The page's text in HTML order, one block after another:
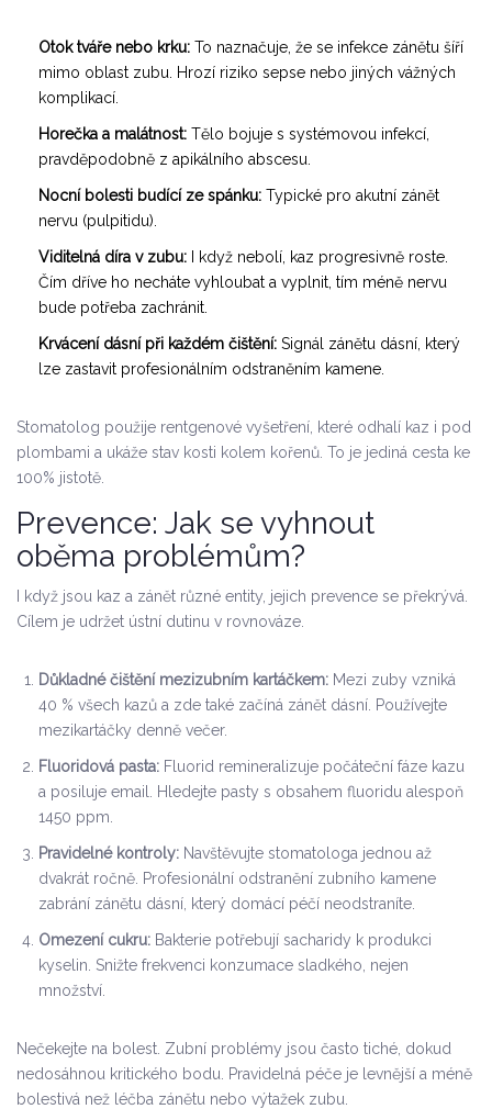
Otok tváře nebo krku: To naznačuje, že se infekce zánětu šíří
mimo oblast zubu. Hrozí riziko sepse nebo jiných vážných
komplikací.
Horečka a malátnost: Tělo bojuje s systémovou infekcí,
pravděpodobně z apikálního abscesu.
Nocní bolesti budící ze spánku: Typické pro akutní zánět
nervu (pulpitidu).
Viditelná díra v zubu: I když nebolí, kaz progresivně roste.
Čím dříve ho necháte vyhloubat a vyplnit, tím méně nervu
bude potřeba zachránit.
Krvácení dásní při každém čištění: Signál zánětu dásní, který
lze zastavit profesionálním odstraněním kamene.
Stomatolog použije rentgenové vyšetření, které odhalí kaz i pod
plombami a ukáže stav kosti kolem kořenů. To je jediná cesta ke
100% jistotě.
Prevence: Jak se vyhnout
oběma problémům?
I když jsou kaz a zánět různé entity, jejich prevence se překrývá.
Cílem je udržet ústní dutinu v rovnováze.
Důkladné čištění mezizubním kartáčkem: Mezi zuby vzniká
40 % všech kazů a zde také začíná zánět dásní. Používejte
mezikartáčky denně večer.
Fluoridová pasta: Fluorid remineralizuje počáteční fáze kazu
a posiluje email. Hledejte pasty s obsahem fluoridu alespoň
1450 ppm.
Pravidelné kontroly: Navštěvujte stomatologa jednou až
dvakrát ročně. Profesionální odstranění zubního kamene
zabrání zánětu dásní, který domácí péčí neodstraníte.
Omezení cukru: Bakterie potřebují sacharidy k produkci
kyselin. Snižte frekvenci konzumace sladkého, nejen
množství.
Nečekejte na bolest. Zubní problémy jsou často tiché, dokud
nedosáhnou kritického bodu. Pravidelná péče je levnější a méně
bolestivá než léčba zánětu nebo výtažek zubu.